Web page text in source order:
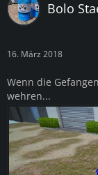
Bolo
16. März 2018
Wenn die
wehren...